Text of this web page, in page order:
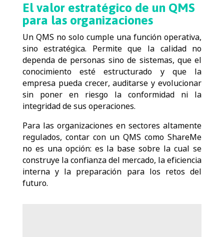
El valor estratégico de un QMS
para las organizaciones
Un QMS no solo cumple una función operativa,
sino estratégica. Permite que la calidad no
dependa de personas sino de sistemas, que el
conocimiento esté estructurado y que la
empresa pueda crecer, auditarse y evolucionar
sin poner en riesgo la conformidad ni la
integridad de sus operaciones.
Para las organizaciones en sectores altamente
regulados, contar con un QMS como ShareMe
no es una opción: es la base sobre la cual se
construye la confianza del mercado, la eficiencia
interna y la preparación para los retos del
futuro.